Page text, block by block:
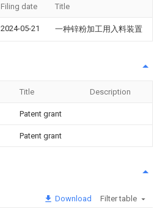
Filing date Title
2024-05-21 一种锌粉加工用入料装置
Title Description
Patent grant
Patent grant
Download Filter table